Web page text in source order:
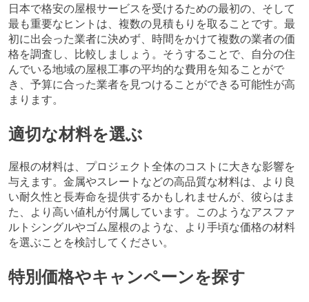
日本で格安の屋根サービスを受けるための最初の、そして
最も重要なヒントは、複数の見積もりを取ることです。最
初に出会った業者に決めず、時間をかけて複数の業者の価
格を調査し、比較しましょう。そうすることで、自分の住
んでいる地域の屋根工事の平均的な費用を知ることがで
き、予算に合った業者を見つけることができる可能性が高
まります。
適切な材料を選ぶ
屋根の材料は、プロジェクト全体のコストに大きな影響を
与えます。金属やスレートなどの高品質な材料は、より良
い耐久性と長寿命を提供するかもしれませんが、彼らはま
た、より高い値札が付属しています。このようなアスファ
ルトシングルやゴム屋根のような、より手頃な価格の材料
を選ぶことを検討してください。
特別価格やキャンペーンを探す